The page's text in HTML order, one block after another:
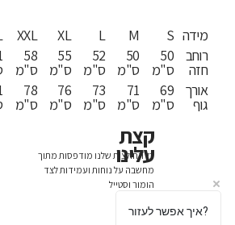
XXL
58
ס"מ
78
ס"מ
XL
55
ס"מ
76
ס"מ
L
52
ס"מ
73
ס"מ
M
50
ס"מ
71
ס"מ
S
50
ס"מ
69
ס"מ
מידה
רוחב
חזה
אורך
גוף
כל החולצות שלנו מודפסות מתוך
מחשבה על נוחות ועמידות לצד
הומור וסטייל
קצת
עלינו
איך אפשר לעזור?